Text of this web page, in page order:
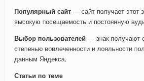
Популярный сайт — сайт получает этот
высокую посещаемость и постоянную
Выбор пользователей — знак получают
степенью вовлеченности и лояльности
данным Яндекса.
Статьи по теме